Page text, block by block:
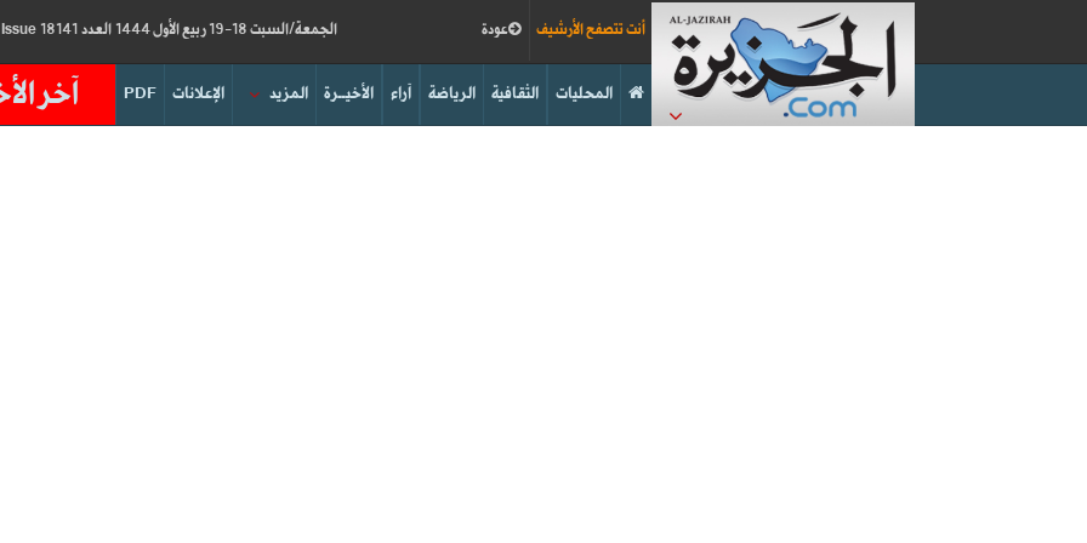
الجمعة/السبت 18-19 ربيع الأول 1444 العدد 18141 عودة أنت تتصفح الأرشيف
آخر PDF الإعلانات المزيد الأخيــرة آراء الرياضة الثقافية المحليات